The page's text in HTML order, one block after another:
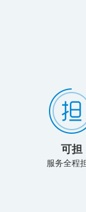
可担
服务全程